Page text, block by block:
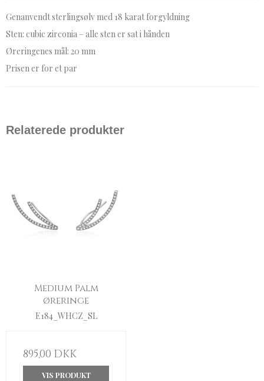
Genanvendt sterlingsølv med 18 karat forgyldning
Sten: cubic zirconia – alle sten er sat i hånden
Øreringenes mål: 20 mm
Prisen er for et par
Relaterede produkter
Medium Palm
øreringe
E184_WHCZ_SL
895,00 DKK
VIS PRODUKT